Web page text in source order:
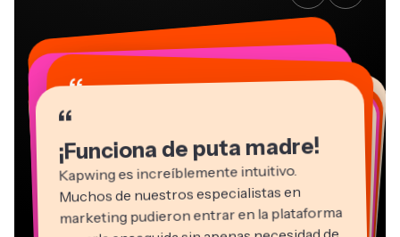
“
¡Funciona de puta madre!
Kapwing es increíblemente intuitivo.
Muchos de nuestros especialistas en
marketing pudieron entrar en la plataforma
“
“
““
“
“
“